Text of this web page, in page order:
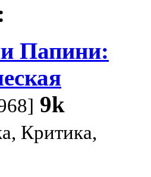
Папини:
9k
Критика,